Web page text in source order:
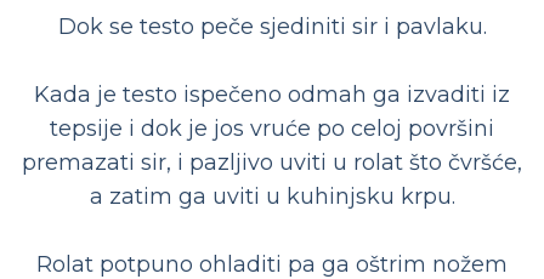
Dok se testo peče sjediniti sir i pavlaku.
Kada je testo ispečeno odmah ga izvaditi iz
tepsije i dok je jos vruće po celoj površini
premazati sir, i pazljivo uviti u rolat što čvršće,
a zatim ga uviti u kuhinjsku krpu.
Rolat potpuno ohladiti pa ga oštrim nožem